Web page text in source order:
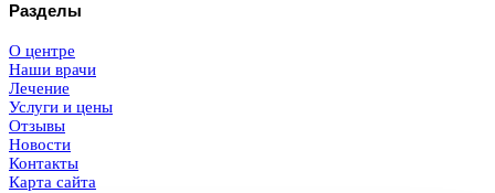
Разделы
О центре
Наши врачи
Лечение
Услуги и цены
Отзывы
Новости
Контакты
Карта сайта